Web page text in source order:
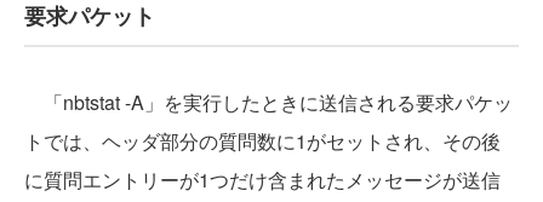
要求パケット
「nbtstat -A」を実行したときに送信される要求パケッ
トでは、ヘッダ部分の質問数に1がセットされ、その後
に質問エントリーが1つだけ含まれたメッセージが送信